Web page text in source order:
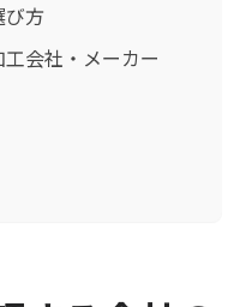
方
会社・メーカー